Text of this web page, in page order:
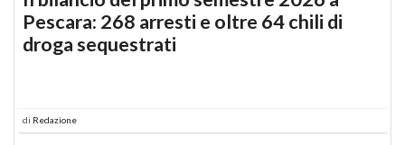
Pescara: 268 arresti e oltre 64 chili di
droga sequestrati
di Redazione